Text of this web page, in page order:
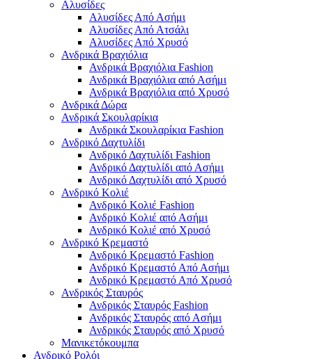
Αλυσίδες
Αλυσίδες Από Ασήμι
Αλυσίδες Από Ατσάλι
Αλυσίδες Από Χρυσό
Ανδρικά Βραχιόλια
Ανδρικά Βραχιόλια Fashion
Ανδρικά Βραχιόλια από Ασήμι
Ανδρικά Βραχιόλια από Χρυσό
Ανδρικά Δώρα
Ανδρικά Σκουλαρίκια
Ανδρικά Σκουλαρίκια Fashion
Ανδρικό Δαχτυλίδι
Ανδρικό Δαχτυλίδι Fashion
Ανδρικό Δαχτυλίδι από Ασήμι
Ανδρικό Δαχτυλίδι από Χρυσό
Ανδρικό Κολιέ
Ανδρικό Κολιέ Fashion
Ανδρικό Κολιέ από Ασήμι
Ανδρικό Κολιέ από Χρυσό
Ανδρικό Κρεμαστό
Ανδρικό Κρεμαστό Fashion
Ανδρικό Κρεμαστό Από Ασήμι
Ανδρικό Κρεμαστό Από Χρυσό
Ανδρικός Σταυρός
Ανδρικός Σταυρός Fashion
Ανδρικός Σταυρός από Ασήμι
Ανδρικός Σταυρός από Χρυσό
Μανικετόκουμπα
Ανδρικό Ρολόι